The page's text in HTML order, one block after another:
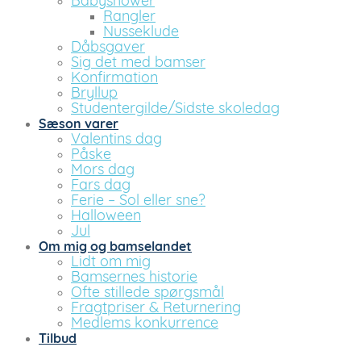
Rangler
Nusseklude
Dåbsgaver
Sig det med bamser
Konfirmation
Bryllup
Studentergilde/Sidste skoledag
Sæson varer
Valentins dag
Påske
Mors dag
Fars dag
Ferie – Sol eller sne?
Halloween
Jul
Om mig og bamselandet
Lidt om mig
Bamsernes historie
Ofte stillede spørgsmål
Fragtpriser & Returnering
Medlems konkurrence
Tilbud